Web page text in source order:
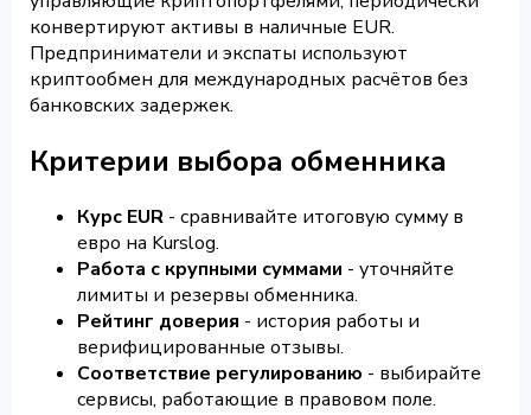
конвертируют активы в наличные EUR.
Предприниматели и экспаты используют
криптообмен для международных расчётов без
банковских задержек.
Критерии выбора обменника
Курс EUR - сравнивайте итоговую сумму в
евро на Kurslog.
Работа с крупными суммами - уточняйте
лимиты и резервы обменника.
Рейтинг доверия - история работы и
верифицированные отзывы.
Соответствие регулированию - выбирайте
сервисы, работающие в правовом поле.